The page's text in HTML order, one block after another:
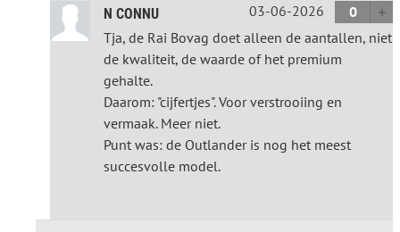
N CONNU 03-06-2026
0
Tja, de Rai Bovag doet alleen de aantallen, niet
de kwaliteit, de waarde of het premium
gehalte.
Daarom: "cijfertjes". Voor verstrooiing en
vermaak. Meer niet.
Punt was: de Outlander is nog het meest
succesvolle model.